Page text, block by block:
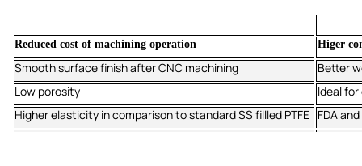
Reduced cost of machining operation Higer
Smooth surface finish after CNC machining
Better
Low porosity
Ideal
Higher elasticity in comparison to standard SS fillled PTFE FDA